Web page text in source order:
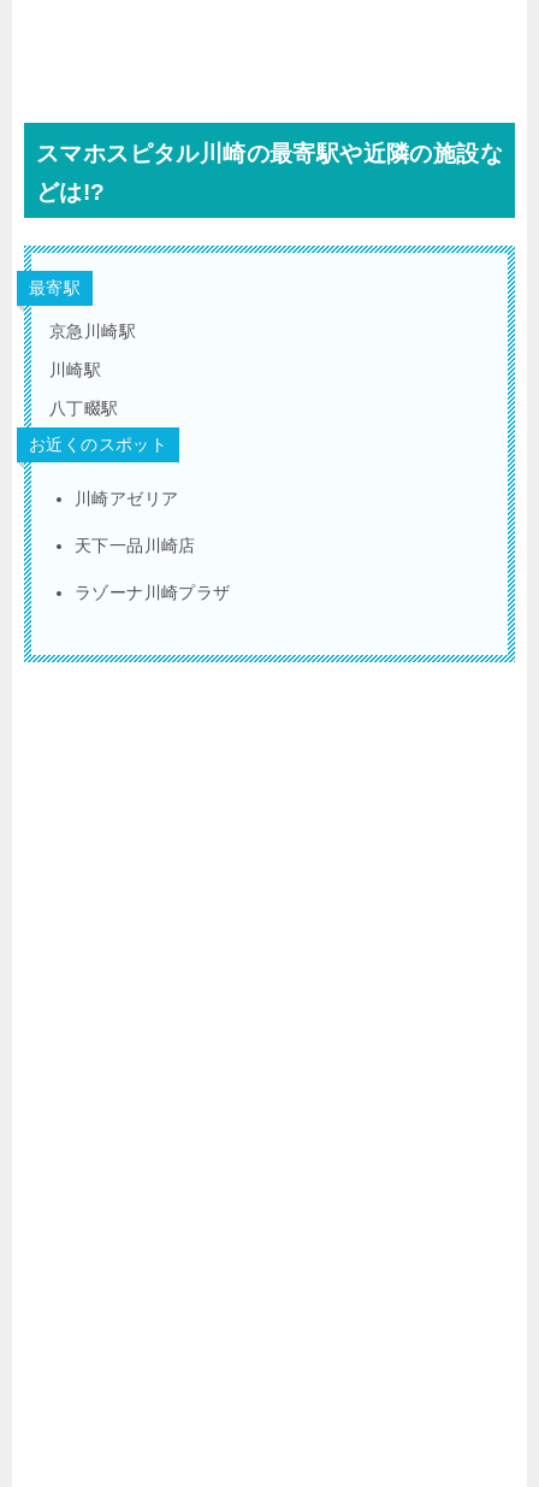
スマホスピタル川崎の最寄駅や近隣の施設な
どは!?
最寄駅
京急川崎駅
川崎駅
八丁畷駅
お近くのスポット
川崎アゼリア
天下一品川崎店
ラゾーナ川崎プラザ